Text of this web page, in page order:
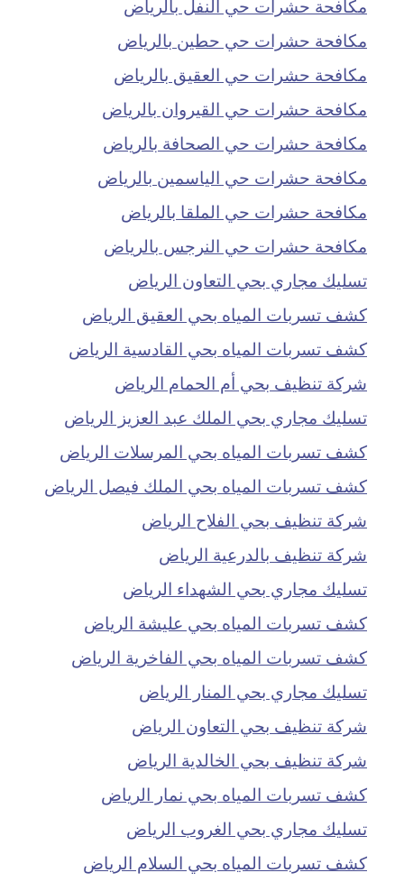
مكافحة حشرات حي حطين بالرياض
مكافحة حشرات حي العقيق بالرياض
مكافحة حشرات حي القيروان بالرياض
مكافحة حشرات حي الصحافة بالرياض
مكافحة حشرات حي الياسمين بالرياض
مكافحة حشرات حي الملقا بالرياض
مكافحة حشرات حي النرجس بالرياض
تسليك مجاري بحي التعاون الرياض
كشف تسربات المياه بحي العقيق الرياض
كشف تسربات المياه بحي القادسية الرياض
شركة تنظيف بحي أم الحمام الرياض
تسليك مجاري بحي الملك عبد العزيز الرياض
كشف تسربات المياه بحي المرسلات الرياض
كشف تسربات المياه بحي الملك فيصل الرياض
شركة تنظيف بحي الفلاح الرياض
شركة تنظيف بالدرعية الرياض
تسليك مجاري بحي الشهداء الرياض
كشف تسربات المياه بحي عليشة الرياض
كشف تسربات المياه بحي الفاخرية الرياض
تسليك مجاري بحي المنار الرياض
شركة تنظيف بحي التعاون الرياض
شركة تنظيف بحي الخالدية الرياض
كشف تسربات المياه بحي نمار الرياض
تسليك مجاري بحي الغروب الرياض
كشف تسربات المياه بحي السلام الرياض